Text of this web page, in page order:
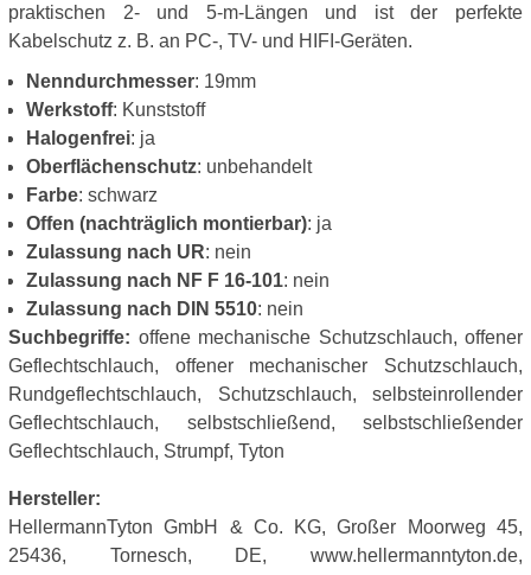
praktischen 2- und 5-m-Längen und ist der perfekte
Kabelschutz z. B. an PC-, TV- und HIFI-Geräten.
Nenndurchmesser: 19mm
Werkstoff: Kunststoff
Halogenfrei: ja
Oberflächenschutz: unbehandelt
Farbe: schwarz
Offen (nachträglich montierbar): ja
Zulassung nach UR: nein
Zulassung nach NF F 16-101: nein
Zulassung nach DIN 5510: nein
Suchbegriffe: offene mechanische Schutzschlauch, offener
Geflechtschlauch, offener mechanischer Schutzschlauch,
Rundgeflechtschlauch, Schutzschlauch, selbsteinrollender
Geflechtschlauch, selbstschließend, selbstschließender
Geflechtschlauch, Strumpf, Tyton
Hersteller:
HellermannTyton GmbH & Co. KG, Großer Moorweg 45,
25436, Tornesch, DE, www.hellermanntyton.de,